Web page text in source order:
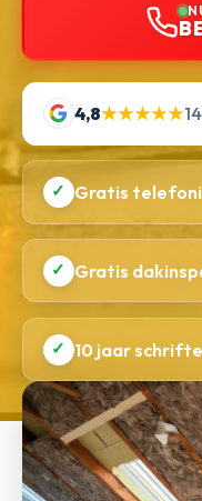
4,8★★★★★
✓ Gratis
✓ Gratis
✓ 10 jaar